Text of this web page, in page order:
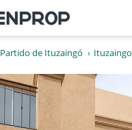
Partido de Ituzaingó Ituzaingo